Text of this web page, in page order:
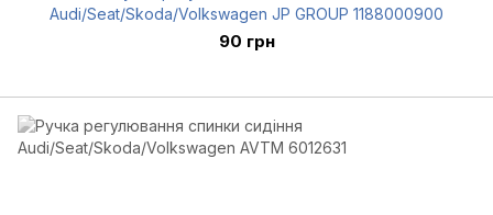
Audi/Seat/Skoda/Volkswagen JP GROUP 1188000900
90 грн